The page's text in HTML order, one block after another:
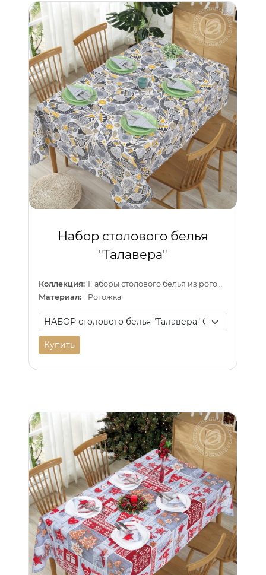
Набор столового белья
"Талавера"
Коллекция:
Наборы столового белья из рогожки
Материал:
Рогожка
Купить